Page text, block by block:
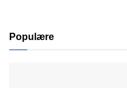
Populære